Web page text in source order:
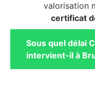
valorisation
certificat
Sous quel délai
intervient-il à